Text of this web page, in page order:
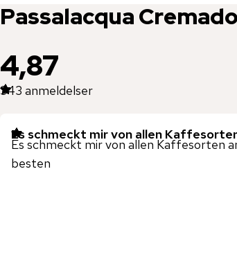
Passalacqua
4,87
343 anmeldelser
Es schmeckt mir von allen
Es schmeckt mir von allen Kaffesorten
besten